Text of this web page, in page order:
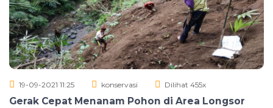
19-09-2021 11:25 konservasi Dilihat 455x
Gerak Cepat Menanam Pohon di Area Longsor